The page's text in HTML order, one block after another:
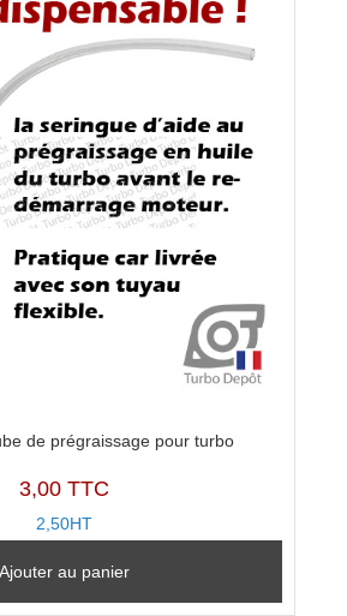
de prégraissage pour turbo
3,00 TTC
2,50HT
Ajouter au panier